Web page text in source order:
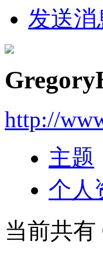
发送消
http://
主题
个人
当前共有